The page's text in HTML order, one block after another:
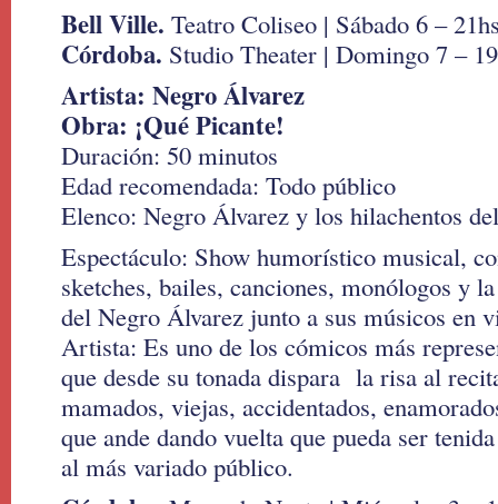
Bell Ville. Teatro Coliseo | Sábado 6 –
Córdoba. Studio Theater | Domingo 7 –
Artista: Negro Álvarez
Obra: ¡Qué Picante!
Duración: 50 minutos
Edad recomendada: Todo público
Elenco: Negro Álvarez y los hilachentos
Espectáculo: Show humorístico musical,
sketches, bailes, canciones, monólogos y
del Negro Álvarez junto a sus músicos en
Artista: Es uno de los cómicos más
que desde su tonada dispara la risa al
mamados, viejas, accidentados,
que ande dando vuelta que pueda ser
al más variado público.